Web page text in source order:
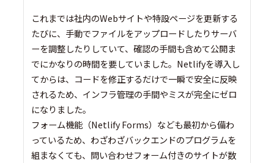
これまでは社内のWebサイトや特設ページを更新する
たびに、手動でファイルをアップロードしたりサーバ
ーを調整したりしていて、確認の手間も含めて公開ま
でにかなりの時間を要していました。Netlifyを導入し
てからは、コードを修正するだけで一瞬で安全に反映
されるため、インフラ管理の手間やミスが完全にゼロ
になりました。
フォーム機能（Netlify Forms）なども最初から備わ
っているため、わざわざバックエンドのプログラムを
組まなくても、問い合わせフォーム付きのサイトが数